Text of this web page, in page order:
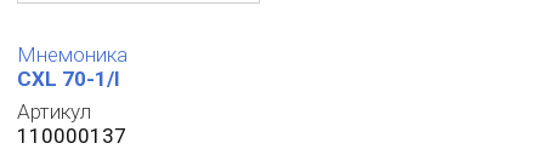
Мнемоника
CXL 70-1/l
Артикул
110000137